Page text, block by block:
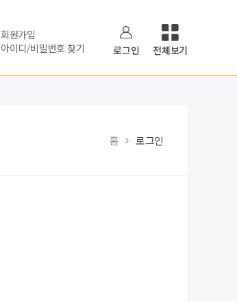
회원가입
아이디/비밀번호 찾기
로그인 전체보기
홈 로그인